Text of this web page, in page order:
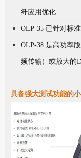
纤应用优化
OLP-35 已针对标
OLP-38 是高功率
频传输）或放大的
具备强大测试功能的